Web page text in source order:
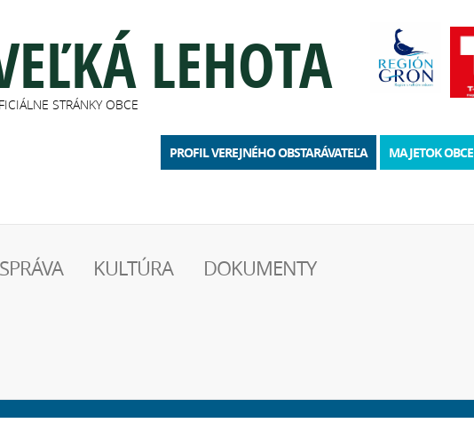
LEHOTA
STRÁNKY OBCE
PROFIL VEREJNÉHO OBSTARÁVATEĽA MAJETOK OBCE
KULTÚRA DOKUMENTY